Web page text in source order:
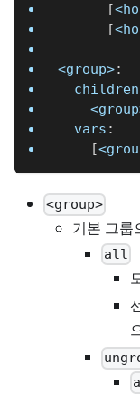
[
[
<group>:
children
vars :
[
<group>
기본 그룹
all